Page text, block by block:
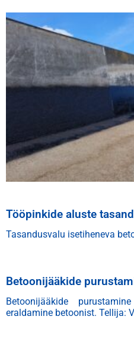
Tööpinkide aluste
Tasandusvalu isetiheneva
Betoonijääkide
Betoonijääkide
eraldamine betoonist. Tellija: